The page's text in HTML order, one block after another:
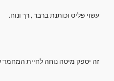
עשוי פליס וכותנת ברבר , רך ונוח.
זה יספק מיטה נוחה לחיית המחמד